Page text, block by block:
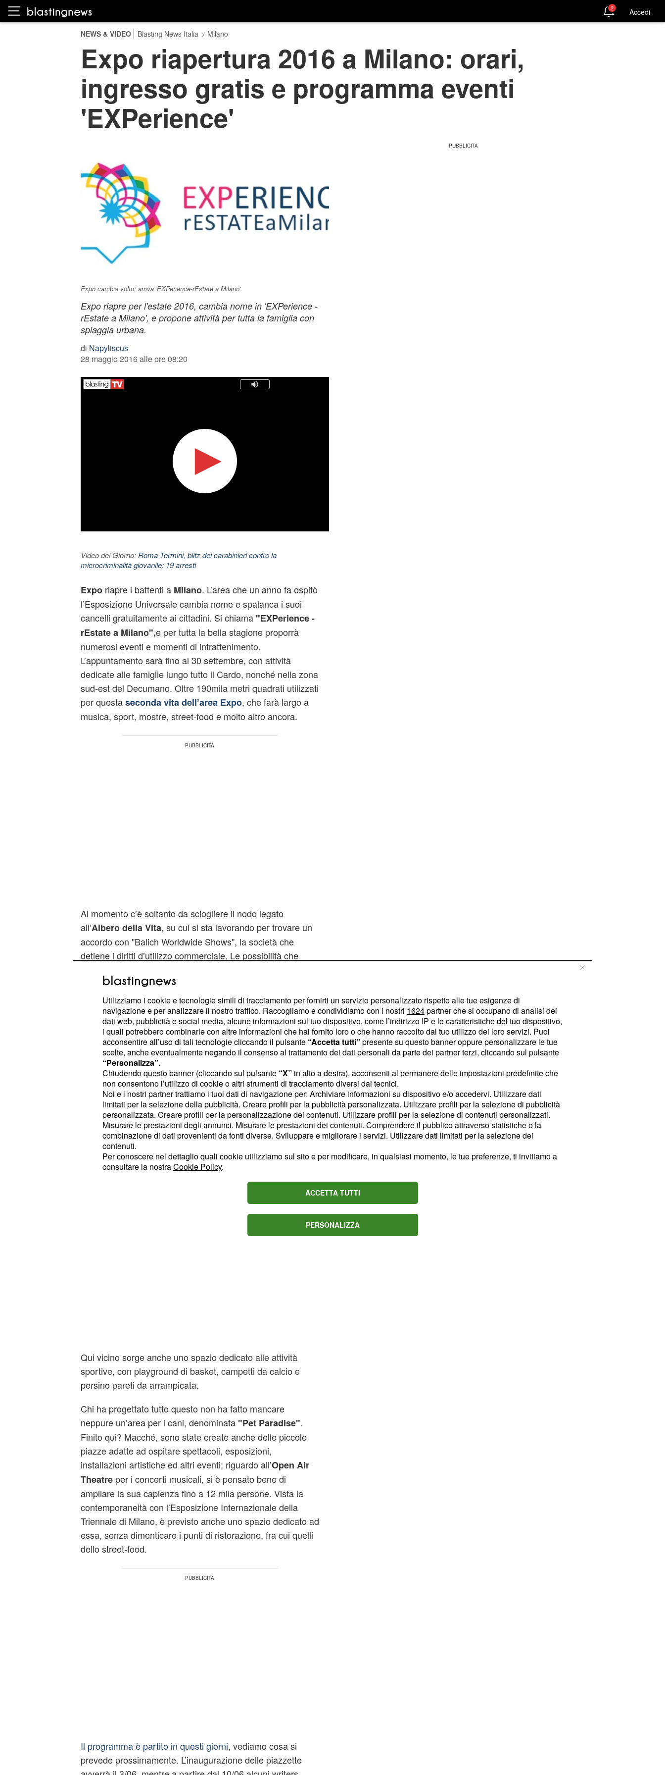
2 Accedi
NEWS & VIDEO Blasting News Italia > Milano
Expo riapertura 2016 a Milano: orari,
ingresso gratis e programma eventi
'EXPerience'
Expo cambia volto: arriva 'EXPerience-rEstate a Milano'.
Expo riapre per l'estate 2016, cambia nome in 'EXPerience -
rEstate a Milano', e propone attività per tutta la famiglia con
spiaggia urbana.
di Napyliscus
28 maggio 2016 alle ore 08:20
Video del Giorno: Roma-Termini, blitz dei carabinieri contro la
microcriminalità giovanile: 19 arresti
Exporiapre i battenti a Milano. L’area che un anno fa ospitò
l’Esposizione Universale cambia nome e spalanca i suoi
cancelli gratuitamente ai cittadini. Si chiama"EXPerience -
rEstate a Milano",e per tutta la bella stagione proporrà
numerosi eventi e momenti di intrattenimento.
L’appuntamento sarà fino al 30 settembre, con attività
dedicate alle famiglie lungo tutto il Cardo, nonché nella zona
sud-est del Decumano. Oltre 190mila metri quadrati utilizzati
per questaseconda vita dell’area Expo, che farà largo a
musica, sport, mostre, street-food e molto altro ancora.
Al momento c’è soltanto da sciogliere il nodo legato
all’Albero della Vita, su cui si sta lavorando per trovare un
accordo con "Balich Worldwide Shows", la società che
detiene i diritti d’utilizzo commerciale. Le possibilità che
accadere per la fine di giugno. In tal modo si potrà dare
l'opportunità, a chi non l’ha potuta ammirare lo scorso anno,
di farlo con la riapertura dell'area.
EXPerience-rEstate a Milano:
prevista anche una mega spiaggia
Il via della stagione estiva in quella che era l’area Expo, è
stato dato venerdì 27 maggio. Si prevedono due macro
zone, una per le famiglie ed una per il relax. Nel primo caso,
ci sono giochi per i più piccoli, situati proprio alle spalle di
Palazzo Italia, mentre per la zona rilassante, a sud del
Decumano, è stata realizzata una
poter praticare anche beach volley.
Qui vicino sorge anche uno spazio dedicato alle attività
sportive, con playground di basket, campetti da calcio e
persino pareti da arrampicata.
Chi ha progettato tutto questo non ha fatto mancare
neppure un’area per i cani, denominata"Pet Paradise".
Finito qui? Macché, sono state create anche delle piccole
piazze adatte ad ospitare spettacoli, esposizioni,
installazioni artistiche ed altri eventi; riguardo all’Open Air
Theatreper i concerti musicali, si è pensato bene di
ampliare la sua capienza fino a 12 mila persone. Vista la
contemporaneità con l’Esposizione Internazionale della
Triennale di Milano, è previsto anche uno spazio dedicato ad
essa, senza dimenticare i punti di ristorazione, fra cui quelli
dello street-food.
Il programma è partito in questi giorni, vediamo cosa si
prevede prossimamente. L’inaugurazione delle piazzette
Utilizziamo i cookie e tecnologie simili di tracciamento per fornirti un servizio personalizzato rispetto alle tue esigenze di
navigazione e per analizzare il nostro traffico. Raccogliamo e condividiamo con i nostri 1624partner che si occupano di analisi dei
dati web, pubblicità e social media, alcune informazioni sul tuo dispositivo, come l’indirizzo IP e le caratteristiche del tuo dispositivo,
i quali potrebbero combinarle con altre informazioni che hai fornito loro o che hanno raccolto dal tuo utilizzo dei loro servizi. Puoi
acconsentire all’uso di tali tecnologie cliccando il pulsante “Accetta tutti” presente su questo banner oppure personalizzare le tue
scelte, anche eventualmente negando il consenso al trattamento dei dati personali da parte dei partner terzi, cliccando sul pulsante
“Personalizza”.
Chiudendo questo banner (cliccando sul pulsante “X” in alto a destra), acconsenti al permanere delle impostazioni predefinite che
non consentono l’utilizzo di cookie o altri strumenti di tracciamento diversi dai tecnici.
Noi e i nostri partner trattiamo i tuoi dati di navigazione per: Archiviare informazioni su dispositivo e/o accedervi. Utilizzare dati
limitati per la selezione della pubblicità. Creare profili per la pubblicità personalizzata. Utilizzare profili per la selezione di pubblicità
personalizzata. Creare profili per la personalizzazione dei contenuti. Utilizzare profili per la selezione di contenuti personalizzati.
Misurare le prestazioni degli annunci. Misurare le prestazioni dei contenuti. Comprendere il pubblico attraverso statistiche o la
combinazione di dati provenienti da fonti diverse. Sviluppare e migliorare i servizi. Utilizzare dati limitati per la selezione dei
contenuti.
Per conoscere nel dettaglio quali cookie utilizziamo sul sito e per modificare, in qualsiasi momento, le tue preferenze, ti invitiamo a
consultare la nostraCookie Policy.
ACCETTA TUTTI
PERSONALIZZA